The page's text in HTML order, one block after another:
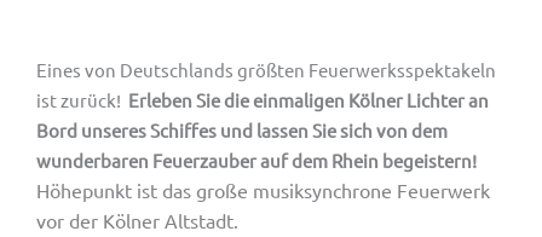
Eines von Deutschlands größten Feuerwerksspektakeln
ist zurück! Erleben Sie die einmaligen Kölner Lichter an
Bord unseres Schiffes und lassen Sie sich von dem
wunderbaren Feuerzauber auf dem Rhein begeistern!
Höhepunkt ist das große musiksynchrone Feuerwerk
vor der Kölner Altstadt.